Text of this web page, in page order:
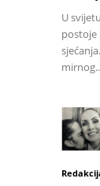
U
postoje